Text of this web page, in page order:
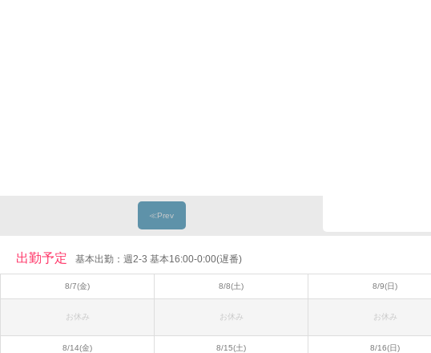
≪Prev
出勤予定 基本出勤：週2-3 基本16:00-0:00(遅番)
8/7(金) 8/8(土) 8/9(日)
お休み お休み お休み
8/14(金) 8/15(土) 8/16(日)